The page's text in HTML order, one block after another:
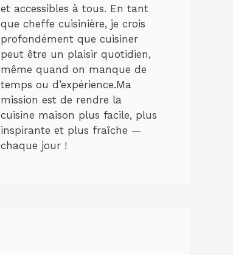
et accessibles à tous. En tant
que cheffe cuisinière, je crois
profondément que cuisiner
peut être un plaisir quotidien,
même quand on manque de
temps ou d’expérience.Ma
mission est de rendre la
cuisine maison plus facile, plus
inspirante et plus fraîche —
chaque jour !